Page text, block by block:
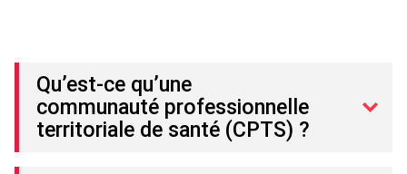
Qu’est-ce qu’une
communauté professionnelle
territoriale de santé (CPTS) ?